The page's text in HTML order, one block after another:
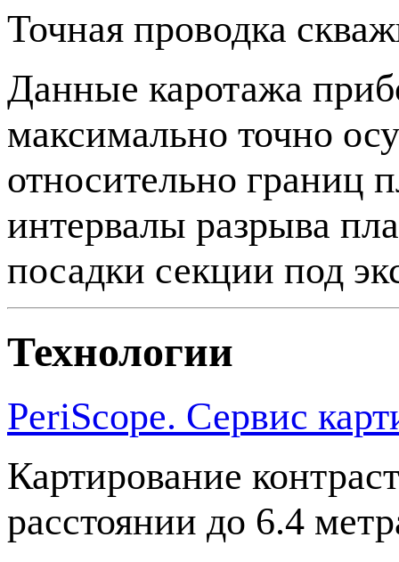
Точная проводка
Данные каротажа
максимально точно
относительно границ
интервалы разрыва
посадки секции под
Технологии
PeriScope. Сервис
Картирование
расстоянии до 6.4